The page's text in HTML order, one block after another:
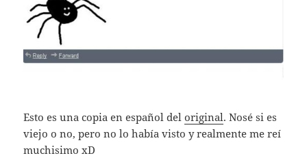
Esto es una copia en español deloriginal. Nosé si es
viejo o no, pero no lo había visto y realmente me reí
muchisimo xD